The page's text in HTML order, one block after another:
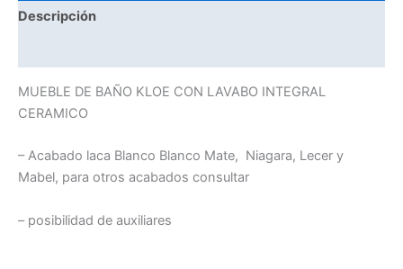
Descripción
MUEBLE DE BAÑO KLOE CON LAVABO INTEGRAL
CERAMICO
– Acabado laca Blanco Blanco Mate, Niagara, Lecer y
Mabel, para otros acabados consultar
– posibilidad de auxiliares